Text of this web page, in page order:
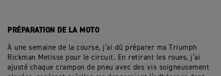
PRÉPARATION DE LA MOTO
À une semaine de la course, j’ai dû préparer ma Triumph
Rickman Metisse pour le circuit. En retirant les roues, j’ai
ajusté chaque crampon de pneu avec des vis soigneusement